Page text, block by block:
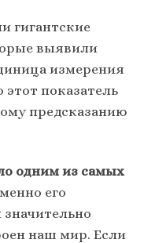
гигантские
выявили
измерения
показатель
предсказанию
одним из самых
его
наш мир. Если